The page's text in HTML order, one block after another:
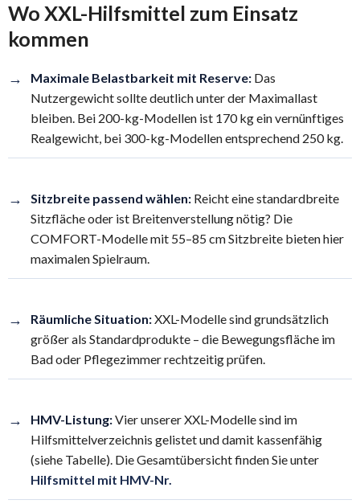
Wo XXL-Hilfsmittel zum Einsatz
kommen
→ Maximale Belastbarkeit mit Reserve: Das
Nutzergewicht sollte deutlich unter der Maximallast
bleiben. Bei 200-kg-Modellen ist 170 kg ein vernünftiges
Realgewicht, bei 300-kg-Modellen entsprechend 250 kg.
→ Sitzbreite passend wählen: Reicht eine standardbreite
Sitzfläche oder ist Breitenverstellung nötig? Die
COMFORT-Modelle mit 55–85 cm Sitzbreite bieten hier
maximalen Spielraum.
→ Räumliche Situation:XXL-Modelle sind grundsätzlich
größer als Standardprodukte – die Bewegungsfläche im
Bad oder Pflegezimmer rechtzeitig prüfen.
→ HMV-Listung:Vier unserer XXL-Modelle sind im
Hilfsmittelverzeichnis gelistet und damit kassenfähig
(siehe Tabelle). Die Gesamtübersicht finden Sie unter
Hilfsmittel mit HMV-Nr.